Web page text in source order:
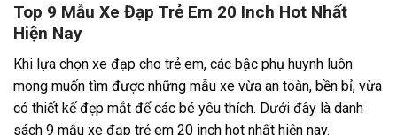
Top 9 Mẫu Xe Đạp Trẻ Em 20 Inch Hot Nhất
Hiện Nay
Khi lựa chọn xe đạp cho trẻ em, các bậc phụ huynh luôn
mong muốn tìm được những mẫu xe vừa an toàn, bền bỉ, vừa
có thiết kế đẹp mắt để các bé yêu thích. Dưới đây là danh
sách 9 mẫu xe đạp trẻ em 20 inch hot nhất hiện nay.